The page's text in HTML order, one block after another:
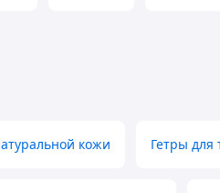
кожи Гетры для